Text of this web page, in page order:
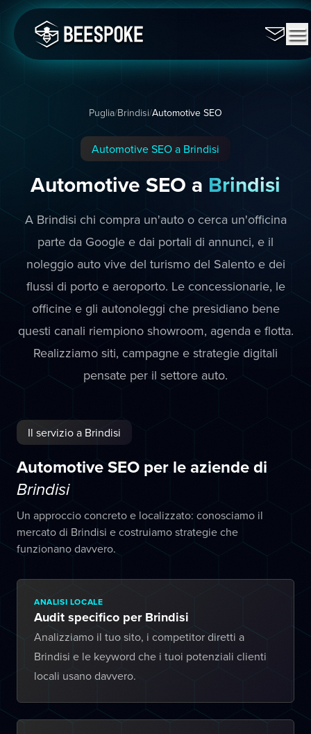
Puglia/Brindisi/Automotive SEO
Automotive SEO a Brindisi
Automotive SEO a Brindisi
A Brindisi chi compra un'auto o cerca un'officina
parte da Google e dai portali di annunci, e il
noleggio auto vive del turismo del Salento e dei
flussi di porto e aeroporto. Le concessionarie, le
officine e gli autonoleggi che presidiano bene
questi canali riempiono showroom, agenda e flotta.
Realizziamo siti, campagne e strategie digitali
pensate per il settore auto.
Il servizio a Brindisi
Automotive SEO per le aziende di
Brindisi
Un approccio concreto e localizzato: conosciamo il
mercato di Brindisi e costruiamo strategie che
funzionano davvero.
ANALISI LOCALE
Audit specifico per Brindisi
Analizziamo il tuo sito, i competitor diretti a
Brindisi e le keyword che i tuoi potenziali clienti
locali usano davvero.